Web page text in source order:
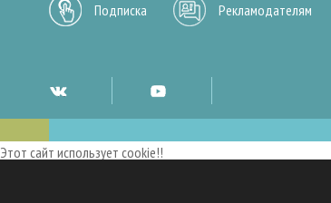
Подписка Рекламодателям
Этот сайт использует cookie!!
Мы используем cookies и аналогичные технологии для